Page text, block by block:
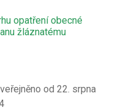
opatření obecné
žláznatému
od 22. srpna